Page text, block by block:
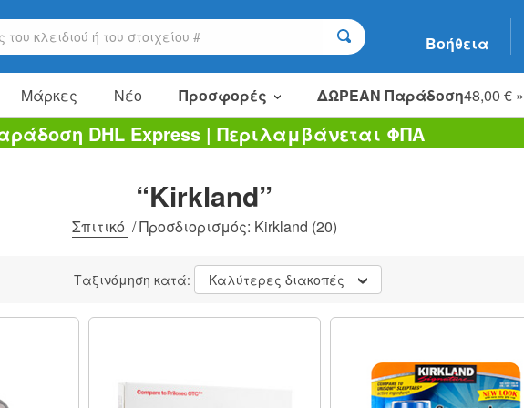
Βοήθεια
Μάρκες Νέο Προσφορές ΔΩΡΕΑΝ Παράδοση48,00 € »
Είδη πώλησης
Πακέτα αξίας
Εκκαθάριση
DHL Express | Περιλαμβάνεται ΦΠΑ
“Kirkland”
Σπιτικό /Προσδιορισμός: Kirkland (20)
Ταξινόμηση κατά: Καλύτερες διακοπές